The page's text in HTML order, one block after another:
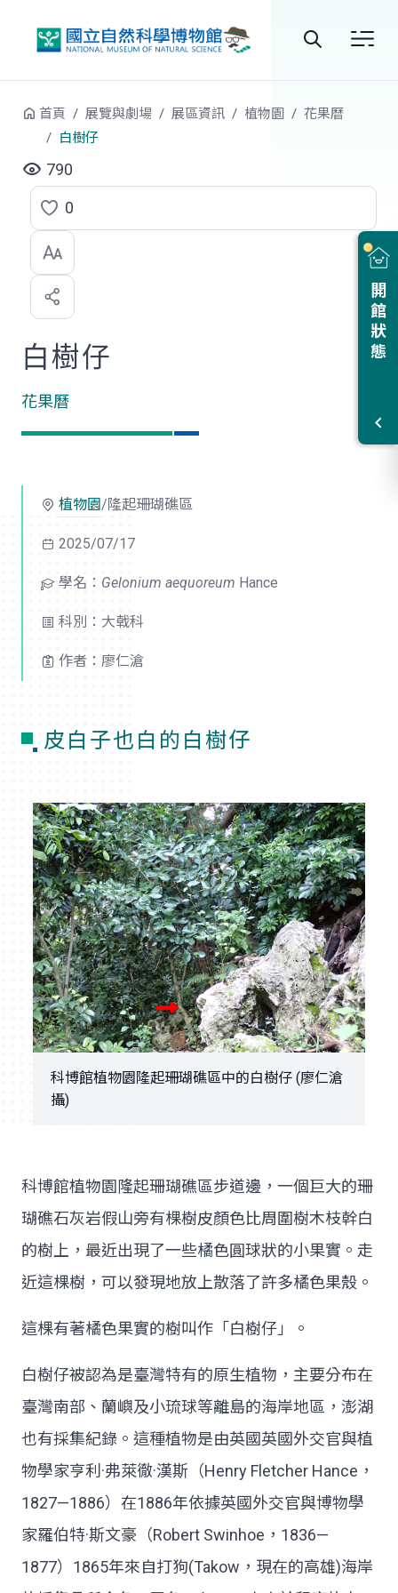
站
開館狀態
首頁 展覽與劇場 展區資訊 植物園
花果曆
白樹仔
790
點
選
喜
歡
0
白樹仔
花果曆
植物園/隆起珊瑚礁區
2025/07/17
學名： Gelonium aequoreum Hance
科別：大戟科
作者：廖仁滄
皮白子也白的白樹仔
科博館植物園隆起珊瑚礁區中的白樹仔 (廖仁滄
攝)
科博館植物園隆起珊瑚礁區步道邊，一個巨大的珊
瑚礁石灰岩假山旁有棵樹皮顏色比周圍樹木枝幹白
的樹上，最近出現了一些橘色圓球狀的小果實。走
近這棵樹，可以發現地放上散落了許多橘色果殼。
這棵有著橘色果實的樹叫作「白樹仔」。
白樹仔被認為是臺灣特有的原生植物，主要分布在
臺灣南部、蘭嶼及小琉球等離島的海岸地區，澎湖
也有採集紀錄。這種植物是由英國英國外交官與植
物學家亨利·弗萊徹·漢斯（Henry Fletcher Hance，
1827—1886）在1886年依據英國外交官與博物學
家羅伯特·斯文豪（Robert Swinhoe，1836—
1877）1865年來自打狗(Takow，現在的高雄)海岸